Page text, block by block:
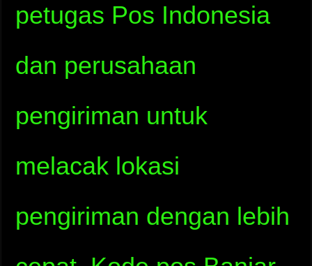
petugas Pos Indonesia
dan perusahaan
pengiriman untuk
melacak lokasi
pengiriman dengan lebih